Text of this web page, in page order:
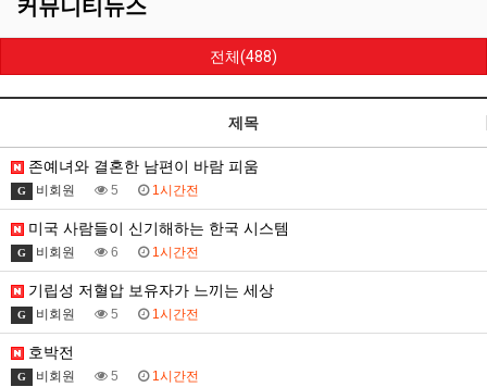
커뮤니티뉴스
전체(488)
제목
존예녀와 결혼한 남편이 바람 피움
G 비회원 5 1시간전
미국 사람들이 신기해하는 한국 시스템
G 비회원 6 1시간전
기립성 저혈압 보유자가 느끼는 세상
G 비회원 5 1시간전
호박전
G 비회원 5 1시간전